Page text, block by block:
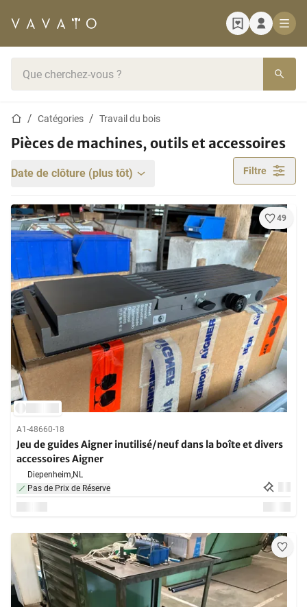
Page d'accueil
Catégories Travail du bois
Pièces de machines, outils et accessoires
Date de clôture (plus tôt) Filtre
49
A1-48660-18
Jeu de guides Aigner inutilisé/neuf dans la boîte et divers
accessoires Aigner
Diepenheim,NL
Pas de Prix de Réserve